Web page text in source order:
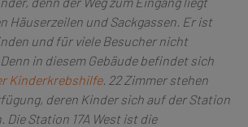
Häuserzeilen und Sackgassen. Er ist
und für viele Besucher nicht
in diesem Gebäude befindet sich
Kinderkrebshilfe. 22 Zimmer stehen
deren Kinder sich auf der Station
Die Station 17A West ist die